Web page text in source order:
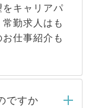
キャリアパ
勤求人はも
仕事紹介も
ですか